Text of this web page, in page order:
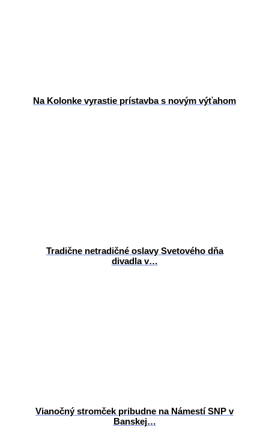
Na Kolonke vyrastie prístavba s novým výťahom
Tradične netradičné oslavy Svetového dňa
divadla v…
Vianočný stromček pribudne na Námestí SNP v
Banskej…